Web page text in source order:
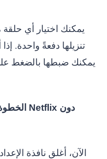
يمكنك اختيار أي
تنزيلها دفعةً واحدة.
يمكنك ضبطها بالضغط
الآن، أغلق نافذة